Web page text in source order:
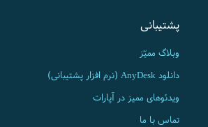
پشتیبانی
وبلاگ ممیّز
دانلود AnyDesk (نرم افزار پشتیبانی)
ویدئوهای ممیز در آپارات
تماس با ما